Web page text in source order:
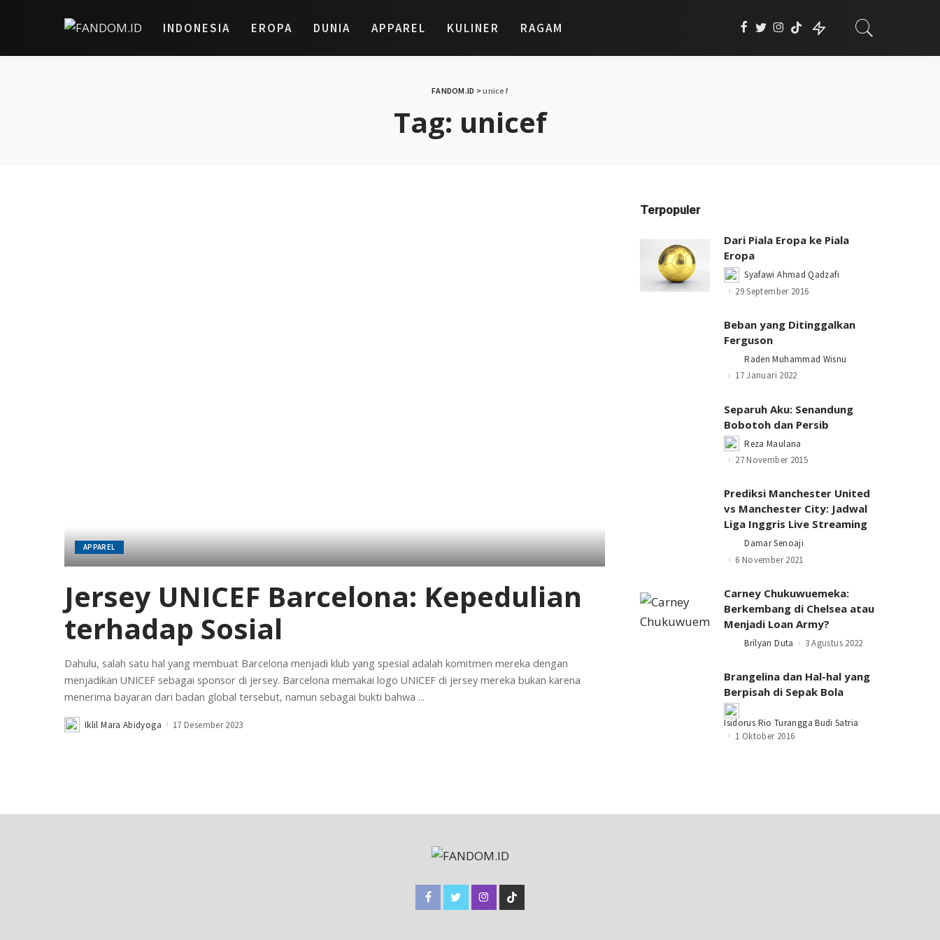
INDONESIA EROPA DUNIA APPAREL KULINER RAGAM
FANDOM.ID >unicef
Tag: unicef
APPAREL
Jersey UNICEF Barcelona: Kepedulian
terhadap Sosial
Dahulu, salah satu hal yang membuat Barcelona menjadi klub yang spesial adalah komitmen mereka dengan
menjadikan UNICEF sebagai sponsor di jersey. Barcelona memakai logo UNICEF di jersey mereka bukan karena
menerima bayaran dari badan global tersebut, namun sebagai bukti bahwa ...
PostedIklil Mara Abidyoga 17 Desember 2023
Terpopuler
Dari Piala Eropa ke Piala
Eropa
Posted
by
Syafawi Ahmad Qadzafi
29 September 2016
Beban yang Ditinggalkan
Ferguson
Posted
by
Raden Muhammad Wisnu
17 Januari 2022
Separuh Aku: Senandung
Bobotoh dan Persib
Posted
by
Reza Maulana
27 November 2015
Prediksi Manchester United
vs Manchester City: Jadwal
Liga Inggris Live Streaming
Posted
by
Damar Senoaji
6 November 2021
Carney Chukuwuemeka:
Berkembang di Chelsea atau
Menjadi Loan Army?
PostedBrilyan Duta 3 Agustus 2022
Brangelina dan Hal-hal yang
Berpisah di Sepak Bola
Posted
by
Isidorus Rio Turangga Budi Satria
1 Oktober 2016